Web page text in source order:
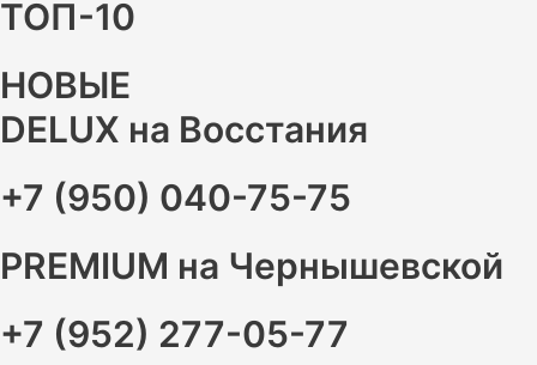
ТОП-10
НОВЫЕ
DELUX на Восстания
+7 (950) 040-75-75
PREMIUM на Чернышевской
+7 (952) 277-05-77